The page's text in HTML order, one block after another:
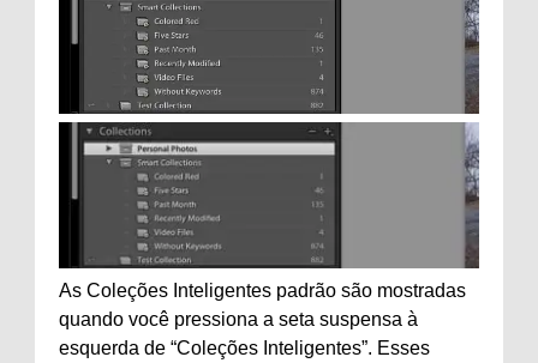
As Coleções Inteligentes padrão são mostradas
quando você pressiona a seta suspensa à
esquerda de “Coleções Inteligentes”. Esses